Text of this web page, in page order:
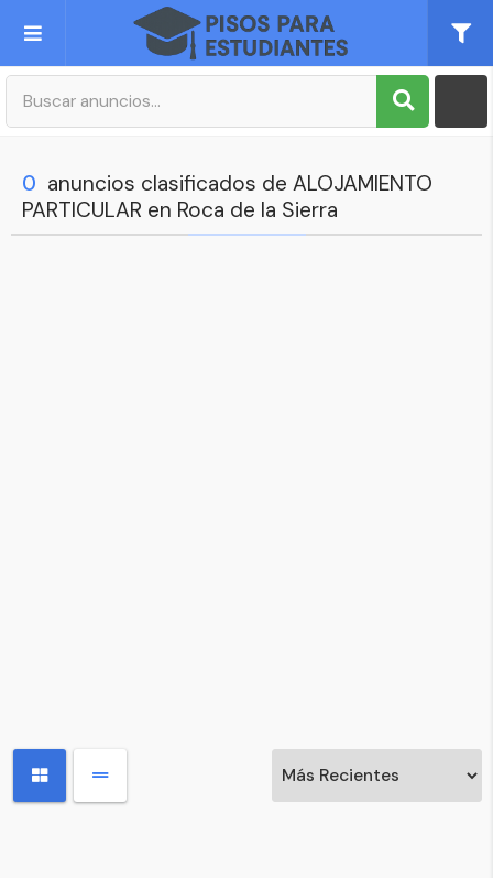
Publica tu Anuncio
Mi cuenta
0 anuncios clasificados de ALOJAMIENTO
PARTICULAR en Roca de la Sierra